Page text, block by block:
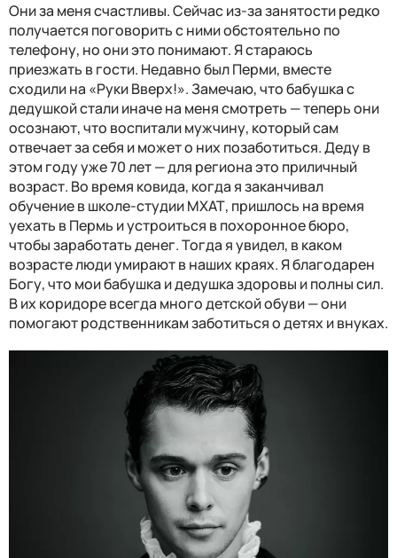
Они за меня счастливы. Сейчас из-за занятости редко
получается поговорить с ними обстоятельно по
телефону, но они это понимают. Я стараюсь
приезжать в гости. Недавно был Перми, вместе
сходили на «Руки Вверх!». Замечаю, что бабушка с
дедушкой стали иначе на меня смотреть — теперь они
осознают, что воспитали мужчину, который сам
отвечает за себя и может о них позаботиться. Деду в
этом году уже 70 лет — для региона это приличный
возраст. Во время ковида, когда я заканчивал
обучение в школе-студии МХАТ, пришлось на время
уехать в Пермь и устроиться в похоронное бюро,
чтобы заработать денег. Тогда я увидел, в каком
возрасте люди умирают в наших краях. Я благодарен
Богу, что мои бабушка и дедушка здоровы и полны сил.
В их коридоре всегда много детской обуви — они
помогают родственникам заботиться о детях и внуках.